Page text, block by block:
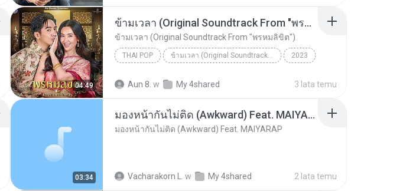
04:49
ข้ามเวลา (Original Soundtrack From "พรหมลิขิต")
ข้ามเวลา (Original Soundtrack From "พรหมลิขิต")
THAI POP ข้ามเวลา (Original Soundtrack From "พรหมลิขิต") - Single 2023
Aun 8. w My 4shared 3 lata temu
03:34
มองหน้ากันไม่ติด (Awkward) Feat. MAIYARAP
มองหน้ากันไม่ติด (Awkward) Feat. MAIYARAP
Vacharakorn L. w My 4shared 2 lata temu